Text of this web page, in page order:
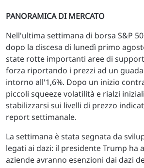
PANORAMICA DI MERCATO
Nell'ultima settimana di borsa S&P
dopo la discesa di lunedì primo
state rotte importanti aree di
forza riportando i prezzi ad un
intorno all'1,6%. Dopo un inizio
piccoli squeeze volatilità e rialzi
stabilizzarsi sui livelli di prezzo
report settimanale.
La settimana è stata segnata da
legati ai dazi: il presidente Trump ha
aziende avranno esenzioni dai dazi